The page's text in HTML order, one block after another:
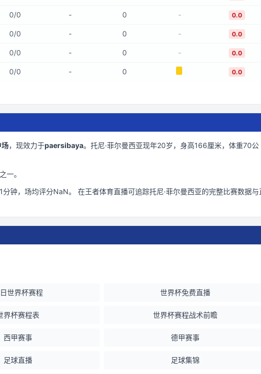
0/0 - 0 - 0.0
0/0 - 0 - 0.0
0/0 - 0 - 0.0
0/0 - 0 0.0
场，现效力于paersibaya。 托尼·菲尔曼西亚现年20岁，身高166厘米，体重70公
一。
分钟，场均评分NaN。 在王者体育直播可追踪托尼·菲尔曼西亚的完整比赛数据与
世界杯赛程 世界杯免费直播
界杯赛程表 世界杯赛程战术前瞻
西甲赛事 德甲赛事
足球直播 足球集锦